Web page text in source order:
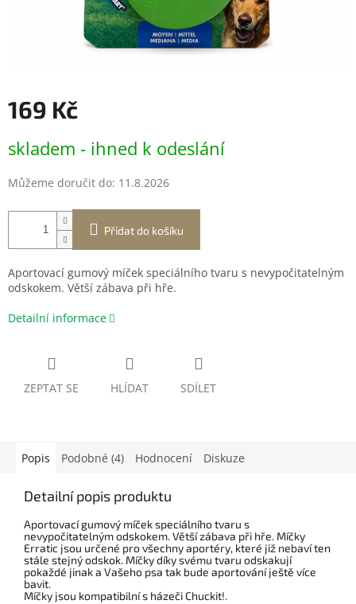
169 Kč
cena:
skladem - ihned k odeslání
Můžeme doručit do: 11.8.2026
Přidat do košíku
Aportovací gumový míček speciálního tvaru s nevypočitatelným
odskokem. Větší zábava při hře.
Detailní informace
ZEPTAT SE HLÍDAT SDÍLET
Popis Podobné (4) Hodnocení Diskuze
Detailní popis produktu
Aportovací gumový míček speciálního tvaru s
nevypočitatelným odskokem. Větší zábava při hře. Míčky
Erratic jsou určené pro všechny aportéry, které již nebaví ten
stále stejný odskok. Míčky díky svému tvaru odskakují
pokaždé jinak a Vašeho psa tak bude aportování ještě více
bavit.
Míčky jsou kompatibilní s házeči Chuckit!.